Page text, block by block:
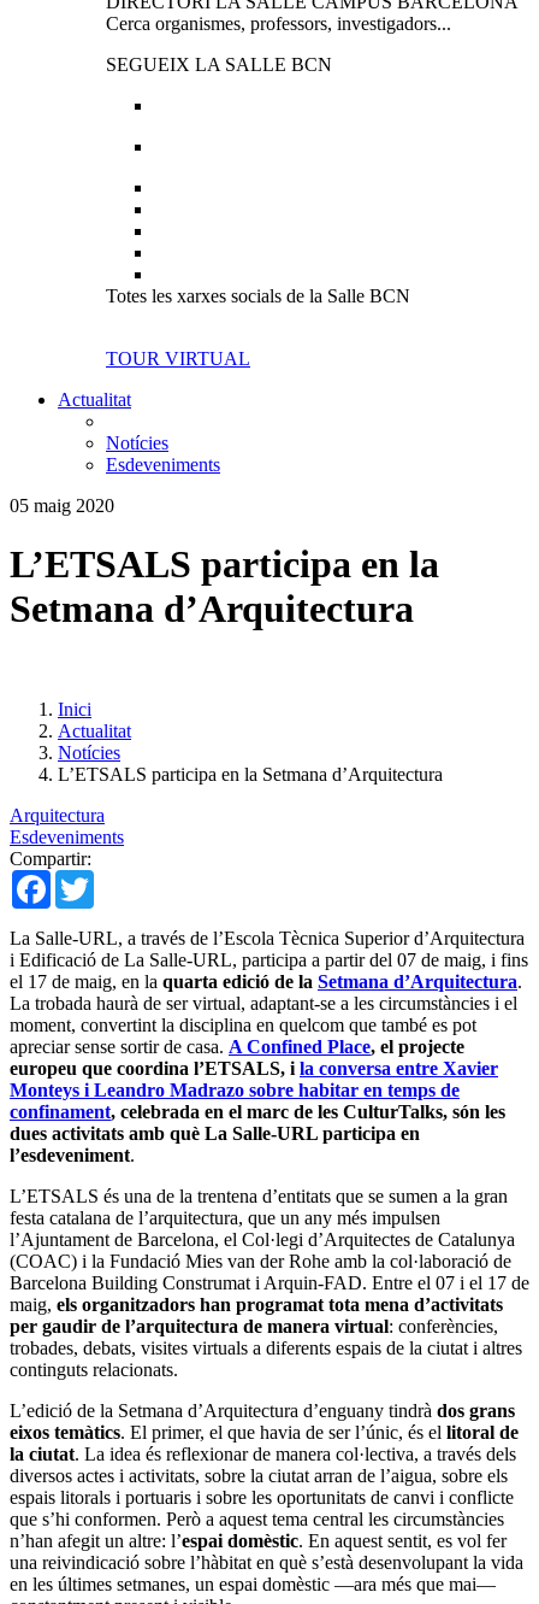
Cerca organismes, professors, investigadors...
SEGUEIX LA SALLE BCN
Totes les xarxes socials de la Salle BCN
TOUR VIRTUAL
Actualitat
Notícies
Esdeveniments
05 maig 2020
L’ETSALS participa en la
Setmana d’Arquitectura
Inici
Actualitat
Notícies
L’ETSALS participa en la Setmana d’Arquitectura
Arquitectura
Esdeveniments
Compartir:
Facebook
La Salle-URL, a través de l’Escola Tècnica Superior d’Arquitectura
i Edificació de La Salle-URL, participa a partir del 07 de maig, i fins
el 17 de maig, en la quarta edició de la Setmana d’Arquitectura.
La trobada haurà de ser virtual, adaptant-se a les circumstàncies i el
moment, convertint la disciplina en quelcom que també es pot
apreciar sense sortir de casa. A Confined Place, el projecte
europeu que coordina l’ETSALS, i la conversa entre Xavier
Monteys i Leandro Madrazo sobre habitar en temps de
confinament, celebrada en el marc de les CulturTalks, són les
dues activitats amb què La Salle-URL participa en
l’esdeveniment.
L’ETSALS és una de la trentena d’entitats que se sumen a la gran
festa catalana de l’arquitectura, que un any més impulsen
l’Ajuntament de Barcelona, el Col·legi d’Arquitectes de Catalunya
(COAC) i la Fundació Mies van der Rohe amb la col·laboració de
Barcelona Building Construmat i Arquin-FAD. Entre el 07 i el 17 de
maig, els organitzadors han programat tota mena d’activitats
per gaudir de l’arquitectura de manera virtual: conferències,
trobades, debats, visites virtuals a diferents espais de la ciutat i altres
continguts relacionats.
L’edició de la Setmana d’Arquitectura d’enguany tindrà dos grans
eixos temàtics. El primer, el que havia de ser l’únic, és el litoral de
la ciutat. La idea és reflexionar de manera col·lectiva, a través dels
diversos actes i activitats, sobre la ciutat arran de l’aigua, sobre els
espais litorals i portuaris i sobre les oportunitats de canvi i conflicte
que s’hi conformen. Però a aquest tema central les circumstàncies
n’han afegit un altre: l’espai domèstic. En aquest sentit, es vol fer
una reivindicació sobre l’hàbitat en què s’està desenvolupant la vida
en les últimes setmanes, un espai domèstic —ara més que mai—